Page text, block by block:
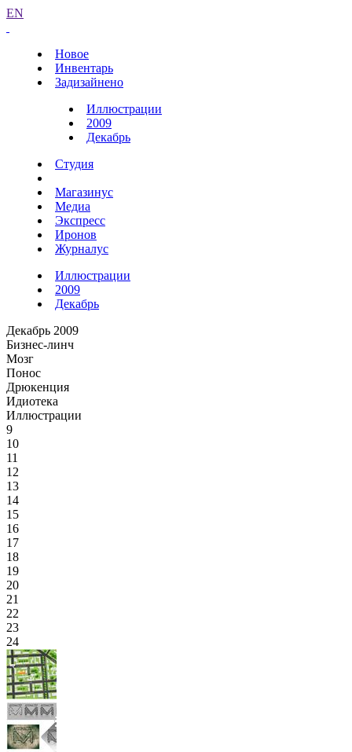
EN
Новое
Инвентарь
Задизайнено
Иллюстрации
2009
Декабрь
Студия
Магазинус
Медиа
Экспресс
Иронов
Журналус
Иллюстрации
2009
Декабрь
Декабрь 2009
Бизнес-линч
Мозг
Понос
Дрюкенция
Идиотека
Иллюстрации
9
10
11
12
13
14
15
16
17
18
19
20
21
22
23
24